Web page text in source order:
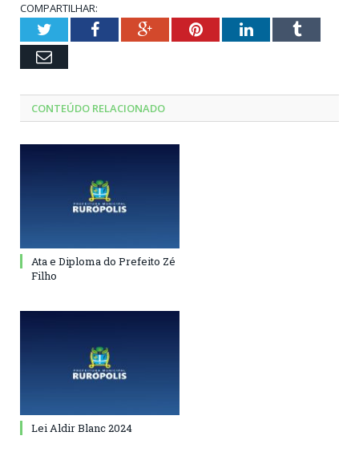
COMPARTILHAR:
TwitterFacebookGoogle+PinterestLinkedInTumblr
Email
CONTEÚDO RELACIONADO
Ata e Diploma do Prefeito Zé
Filho
Lei Aldir Blanc 2024